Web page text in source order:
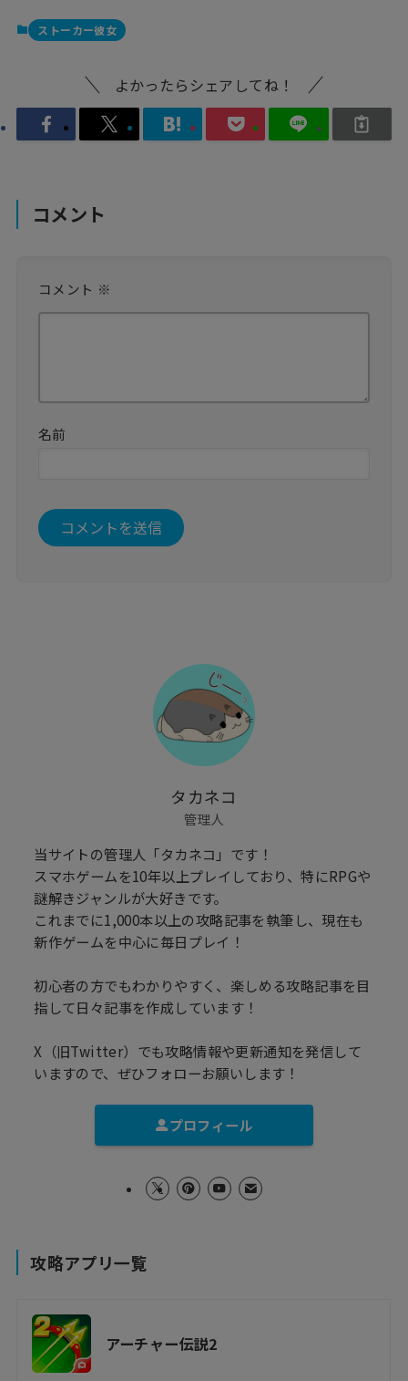
ストーカー彼女
よかったらシェアしてね！
コメント
コメント ※
名前
タカネコ
管理人
当サイトの管理人「タカネコ」です！
スマホゲームを10年以上プレイしており、特にRPGや
謎解きジャンルが大好きです。
これまでに1,000本以上の攻略記事を執筆し、現在も
新作ゲームを中心に毎日プレイ！
初心者の方でもわかりやすく、楽しめる攻略記事を目
指して日々記事を作成しています！
X（旧Twitter）でも攻略情報や更新通知を発信して
いますので、ぜひフォローお願いします！
プロフィール
攻略アプリ一覧
アーチャー伝説2